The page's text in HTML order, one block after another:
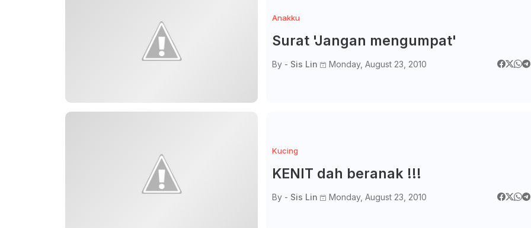
Anakku
Surat 'Jangan mengumpat'
By - Sis Lin Monday, August 23, 2010
Kucing
KENIT dah beranak !!!
By - Sis Lin Monday, August 23, 2010